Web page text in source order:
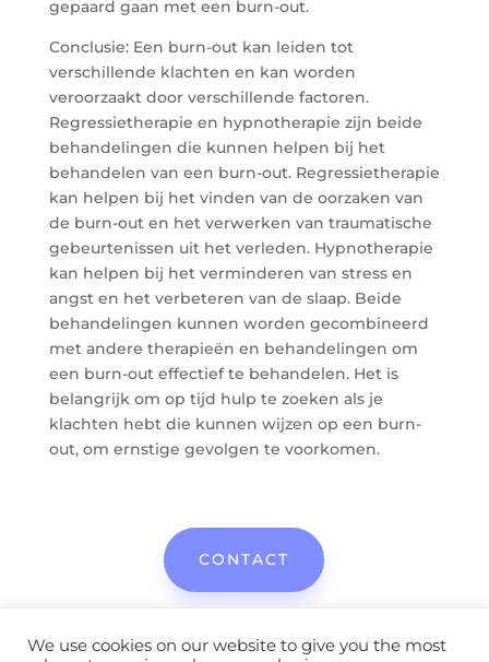
gepaard gaan met een burn-out.
Conclusie: Een burn-out kan leiden tot
verschillende klachten en kan worden
veroorzaakt door verschillende factoren.
Regressietherapie en hypnotherapie zijn beide
behandelingen die kunnen helpen bij het
behandelen van een burn-out. Regressietherapie
kan helpen bij het vinden van de oorzaken van
de burn-out en het verwerken van traumatische
gebeurtenissen uit het verleden. Hypnotherapie
kan helpen bij het verminderen van stress en
angst en het verbeteren van de slaap. Beide
behandelingen kunnen worden gecombineerd
met andere therapieën en behandelingen om
een burn-out effectief te behandelen. Het is
belangrijk om op tijd hulp te zoeken als je
klachten hebt die kunnen wijzen op een burn-
out, om ernstige gevolgen te voorkomen.
CONTACT
We use cookies on our website to give you the most